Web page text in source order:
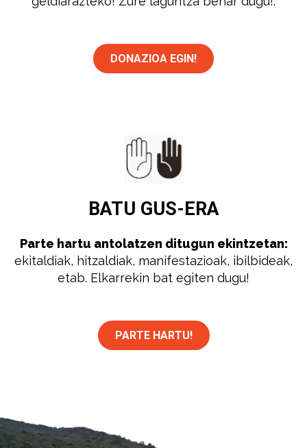
DONAZIOA EGIN!
BATU GUS-ERA
Parte hartu antolatzen ditugun ekintzetan:
ekitaldiak, hitzaldiak, manifestazioak, ibilbideak,
etab. Elkarrekin bat egiten dugu!
PARTE HARTU!